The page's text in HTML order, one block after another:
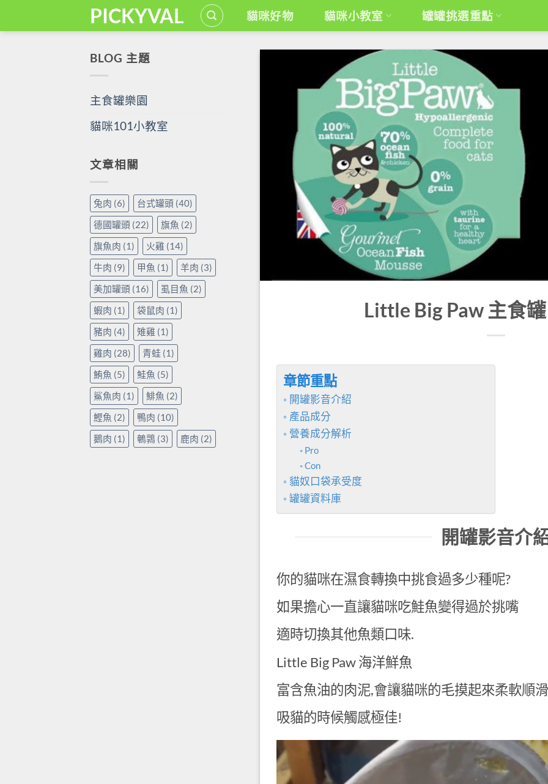
PICKYVAL 貓咪好物 貓咪小教室 罐罐挑選重點
BLOG 主題
主食罐樂園
貓咪101小教室
文章相關
兔肉 (6) 台式罐頭 (40)
德國罐頭 (22) 旗魚 (2)
旗魚肉 (1) 火雞 (14)
牛肉 (9) 甲魚 (1) 羊肉 (3)
美加罐頭 (16) 虱目魚 (2)
蝦肉 (1) 袋鼠肉 (1)
豬肉 (4) 雉雞 (1)
雞肉 (28) 青蛙 (1)
鮪魚 (5) 鮭魚 (5)
鯊魚肉 (1) 鯡魚 (2)
鰹魚 (2) 鴨肉 (10)
鵝肉 (1) 鵪鶉 (3) 鹿肉 (2)
Little Big Paw 主食
章節重點
開罐影音介紹
產品成分
營養成分解析
Pro
Con
貓奴口袋承受度
罐罐資料庫
開罐影音介
你的貓咪在濕食轉換中挑食過多少種呢?
如果擔心一直讓貓咪吃鮭魚變得過於挑嘴
適時切換其他魚類口味.
Little Big Paw 海洋鮮魚
富含魚油的肉泥,會讓貓咪的毛摸起來柔軟順
吸貓的時候觸感極佳!